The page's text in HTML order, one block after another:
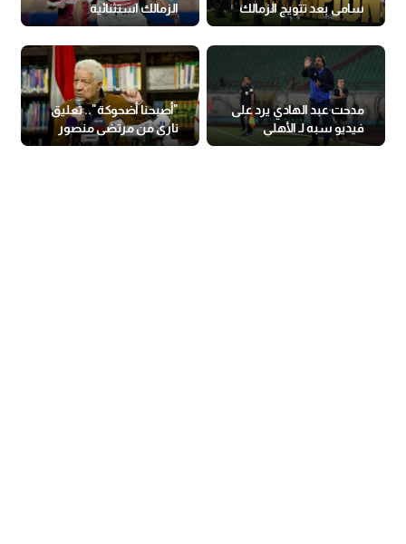
سامي بعد تتويج الزمالك
بالدوري
الزمالك استثنائية
مدحت عبد الهادي يرد على
فيديو سبه لـ الأهلي
"أصبحنا أضحوكة".. تعليق
ناري من مرتضى منصور
بعد خسارة الزمالك